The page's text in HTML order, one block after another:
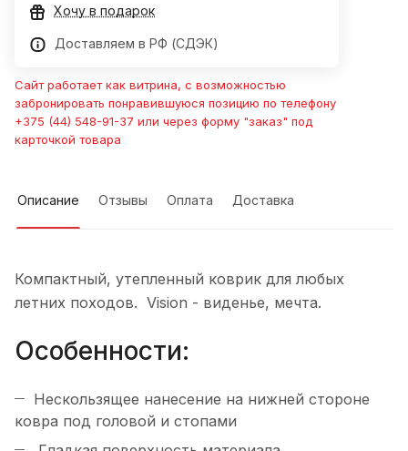
Хочу в подарок
Доставляем в РФ (СДЭК)
Сайт работает как витрина, с возможностью
забронировать понравившуюся позицию по телефону
+375 (44) 548-91-37 или через форму "заказ" под
карточкой товара
Описание Отзывы Оплата Доставка
Компактный, утепленный коврик для любых
летних походов. Vision - виденье, мечта.
Особенности:
Нескользящее нанесение на нижней стороне
ковра под головой и стопами